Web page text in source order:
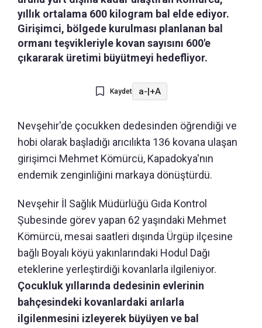
yıllık ortalama 600 kilogram bal elde ediyor.
Girişimci, bölgede kurulması planlanan bal
ormanı teşvikleriyle kovan sayısını 600'e
çıkararak üretimi büyütmeyi hedefliyor.
Kaydet a-|+A
Nevşehir'de çocukken dedesinden öğrendiği ve
hobi olarak başladığı arıcılıkta 136 kovana ulaşan
girişimci Mehmet Kömürcü, Kapadokya'nın
endemik zenginliğini markaya dönüştürdü.
Nevşehir İl Sağlık Müdürlüğü Gıda Kontrol
Şubesinde görev yapan 62 yaşındaki Mehmet
Kömürcü, mesai saatleri dışında Ürgüp ilçesine
bağlı Boyalı köyü yakınlarındaki Hodul Dağı
eteklerine yerleştirdiği kovanlarla ilgileniyor.
Çocukluk yıllarında dedesinin evlerinin
bahçesindeki kovanlardaki arılarla
ilgilenmesini izleyerek büyüyen ve bal